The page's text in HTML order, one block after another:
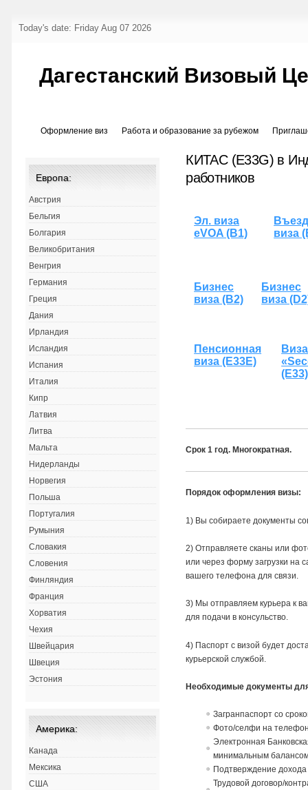
Today's date: Friday Aug 07 2026
Дагестанский Визовый
Оформление виз Работа и образование за рубежом
КИТАС (E33G) в
работников
Эл. виза
eVOA (B1)
виза
Бизнес
виза (B2)
Бизнес
виза
Пенсионная
виза (Е33Е)
Виза
(Е33)
Срок 1 год. Многократная.
Порядок оформления визы:
1) Вы собираете документы
2) Отправляете сканы или
или через форму загрузки на
вашего телефона для связи.
3) Мы отправляем курьера к
для подачи в консульство.
4) Паспорт с визой будет
курьерской службой.
Необходимые документы
Загранпаспорт со
Фото/селфи на
Электронная
минимальным
Подтверждение
Трудовой договор/
Европа:
Австрия
Бельгия
Болгария
Великобритания
Венгрия
Германия
Греция
Дания
Ирландия
Исландия
Испания
Италия
Кипр
Латвия
Литва
Мальта
Нидерланды
Норвегия
Польша
Португалия
Румыния
Словакия
Словения
Финляндия
Франция
Хорватия
Чехия
Швейцария
Швеция
Эстония
Америка:
Канада
Мексика
США